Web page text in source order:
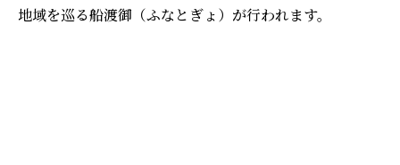
地域を巡る船渡御（ふなとぎょ）が行われます。